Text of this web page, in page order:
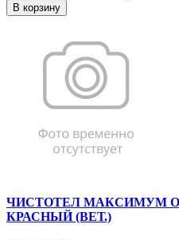
В корзину
ЧИСТОТЕЛ МАКСИМУМ
КРАСНЫЙ (ВЕТ.)